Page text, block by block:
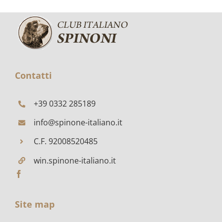
Contatti
+39 0332 285189
info@spinone-italiano.it
C.F. 92008520485
win.spinone-italiano.it
Site map